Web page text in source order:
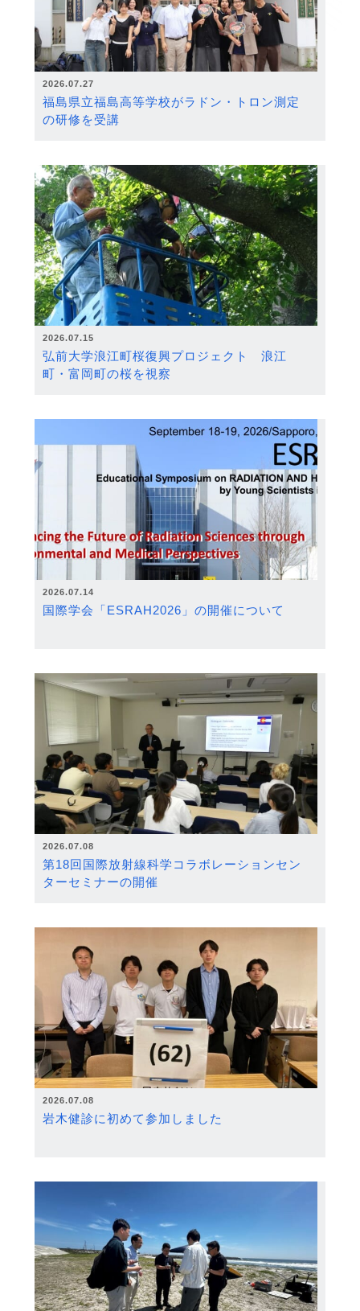
2026.07.27
福島県立福島高等学校がラドン・トロン測定
の研修を受講
2026.07.15
弘前大学浪江町桜復興プロジェクト 浪江
町・富岡町の桜を視察
2026.07.14
国際学会「ESRAH2026」の開催について
2026.07.08
第18回国際放射線科学コラボレーションセン
ターセミナーの開催
2026.07.08
岩木健診に初めて参加しました